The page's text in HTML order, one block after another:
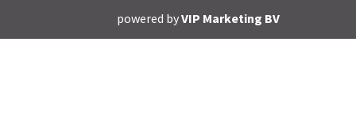
powered byVIP Marketing BV